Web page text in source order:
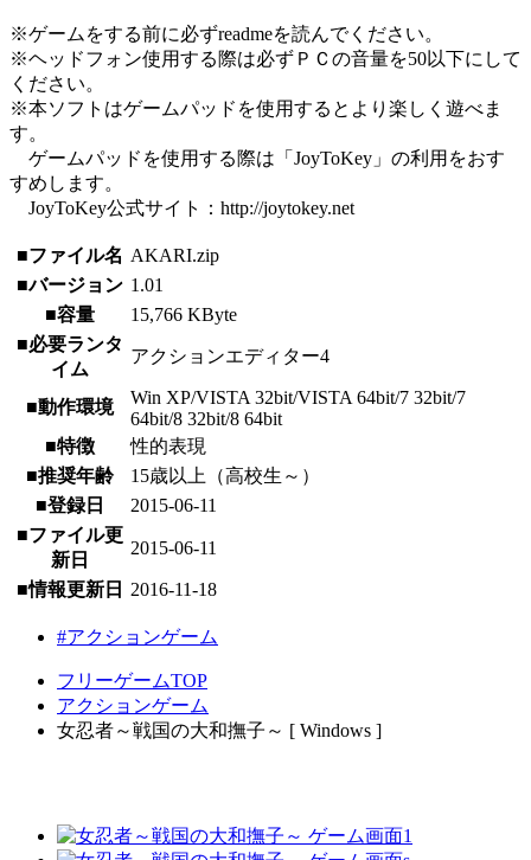
※ゲームをする前に必ずreadmeを読んでください。
※ヘッドフォン使用する際は必ずＰＣの音量を50以下にして
ください。
※本ソフトはゲームパッドを使用するとより楽しく遊べま
す。
ゲームパッドを使用する際は「JoyToKey」の利用をおす
すめします。
JoyToKey公式サイト：http://joytokey.net
■ファイル名 AKARI.zip
■バージョン 1.01
■容量
15,766 KByte
■必要ランタ
イム
アクションエディター4
■動作環境
Win XP/VISTA 32bit/VISTA 64bit/7 32bit/7
64bit/8 32bit/8 64bit
■特徴
性的表現
■推奨年齢
15歳以上（高校生～）
■登録日
2015-06-11
■ファイル更
新日
2015-06-11
■情報更新日 2016-11-18
#アクションゲーム
フリーゲームTOP
アクションゲーム
女忍者～戦国の大和撫子～ [ Windows ]